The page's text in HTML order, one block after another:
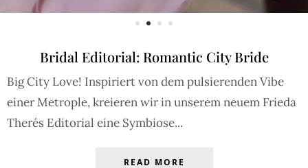
Bridal Editorial: Romantic City Bride
Big City Love! Inspiriert von dem pulsierenden Vibe
einer Metrople, kreieren wir in unserem neuem Frieda
Therés Editorial eine Symbiose...